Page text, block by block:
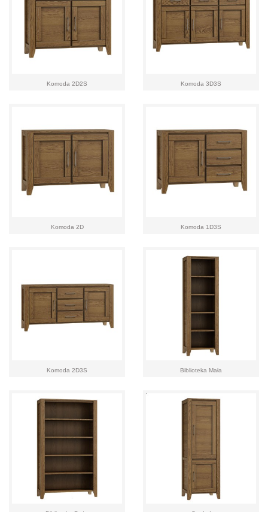
Komoda 2D2S Komoda 3D3S
Komoda 2D Komoda 1D3S
Komoda 2D3S Biblioteka Mała